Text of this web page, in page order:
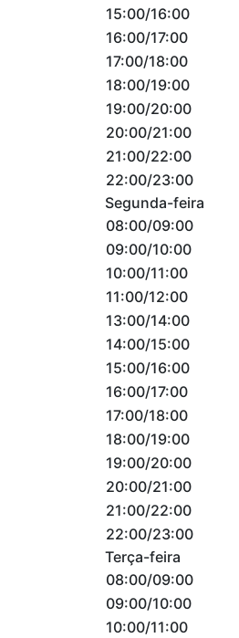
15:00/16:00
16:00/17:00
17:00/18:00
18:00/19:00
19:00/20:00
20:00/21:00
21:00/22:00
22:00/23:00
Segunda-feira
08:00/09:00
09:00/10:00
10:00/11:00
11:00/12:00
13:00/14:00
14:00/15:00
15:00/16:00
16:00/17:00
17:00/18:00
18:00/19:00
19:00/20:00
20:00/21:00
21:00/22:00
22:00/23:00
Terça-feira
08:00/09:00
09:00/10:00
10:00/11:00